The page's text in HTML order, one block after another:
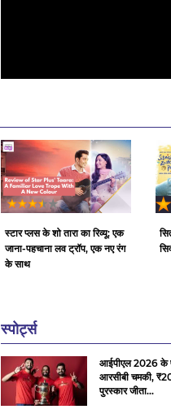
स्टार प्लस के शो तारा का रिव्यू: एक
जाना-पहचाना लव ट्रॉप, एक नए रंग
के साथ
स्पोर्ट्स
आईपीएल 2026 के
आरसीबी चमकी,
पुरस्कार जीता...